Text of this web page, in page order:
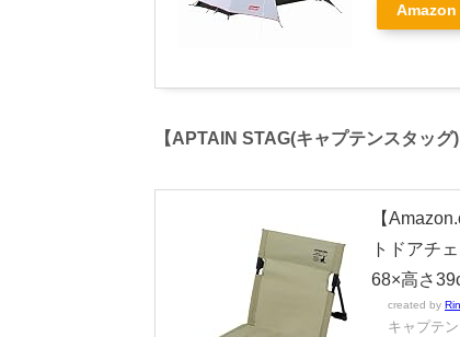
Amazon
【APTAIN STAG(キャプテンスタッ
【
トドアチ
68×高さ
created by
キャプテ